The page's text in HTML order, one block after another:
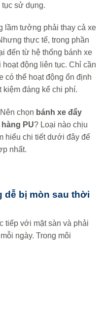
tục sử dụng.
lầm tưởng phải thay cả xe
thực tế, trong phần
đến từ hệ thống bánh xe
động liên tục. Chỉ cần
có thể hoạt động ổn định
đáng kể chi phí.
chọn bánh xe đẩy
PU? Loại nào chịu
hiểu chi tiết dưới đây để
nhất.
dễ bị mòn sau thời
tiếp với mặt sàn và phải
ngày. Trong môi